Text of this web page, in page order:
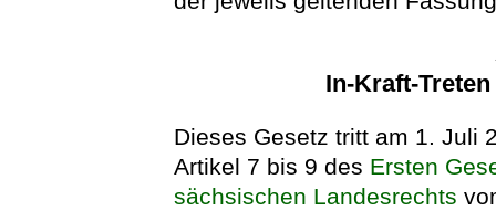
In-Kraft-
Dieses Gesetz tritt am 1. Juli
Artikel 7 bis 9 des Ersten
sächsischen Landesrechts